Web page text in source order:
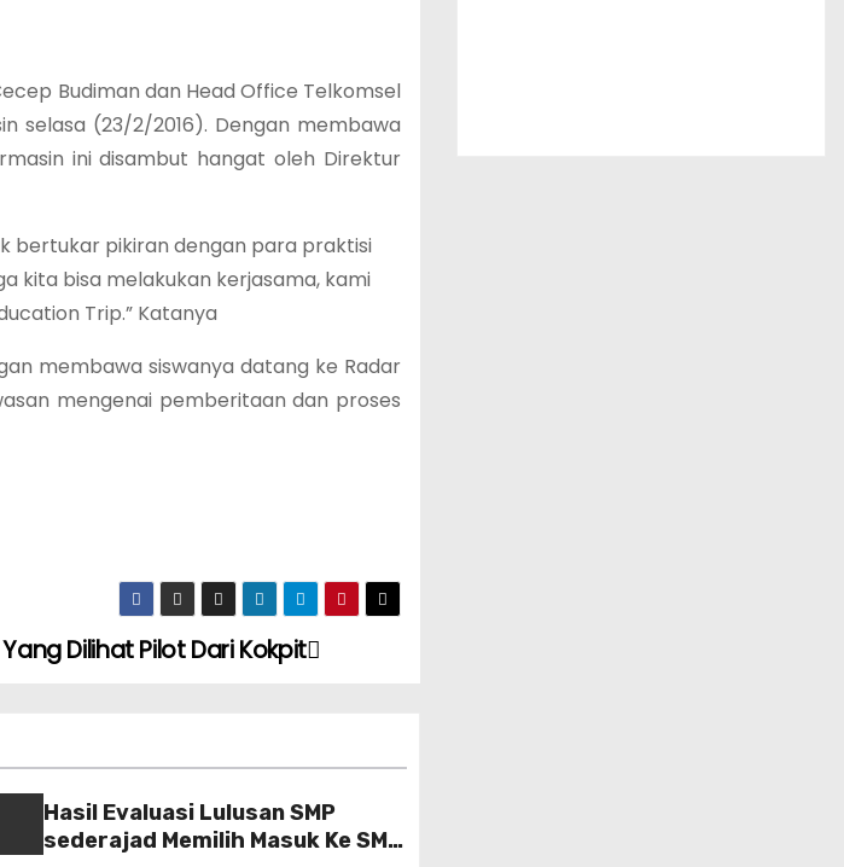
Budiman dan Head Office Telkomsel
selasa (23/2/2016). Dengan membawa
ini disambut hangat oleh Direktur
bertukar pikiran dengan para praktisi
kita bisa melakukan kerjasama, kami
Trip.” Katanya
membawa siswanya datang ke Radar
mengenai pemberitaan dan proses
Dilihat Pilot Dari Kokpit
Hasil Evaluasi Lulusan SMP
sederajad Memilih Masuk Ke SMK